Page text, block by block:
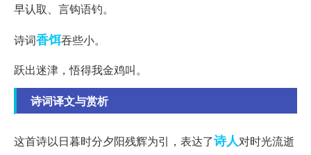
早认取、言钩语钓。
诗词香饵吞些小。
跃出迷津，悟得我金鸡叫。
诗词译文与赏析
这首诗以日暮时分夕阳残辉为引，表达了诗人对时光流逝